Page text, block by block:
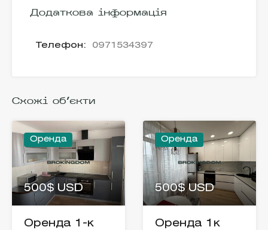
Додаткова інформація
Телефон: 0971534397
Схожі об'єкти
Оренда
500$ USD
Оренда 1-к
Оренда
500$ USD
Оренда 1к